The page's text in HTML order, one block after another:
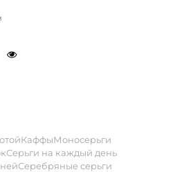
КаффыМоносерьги
Серьги на каждый день
Серебряные серьги